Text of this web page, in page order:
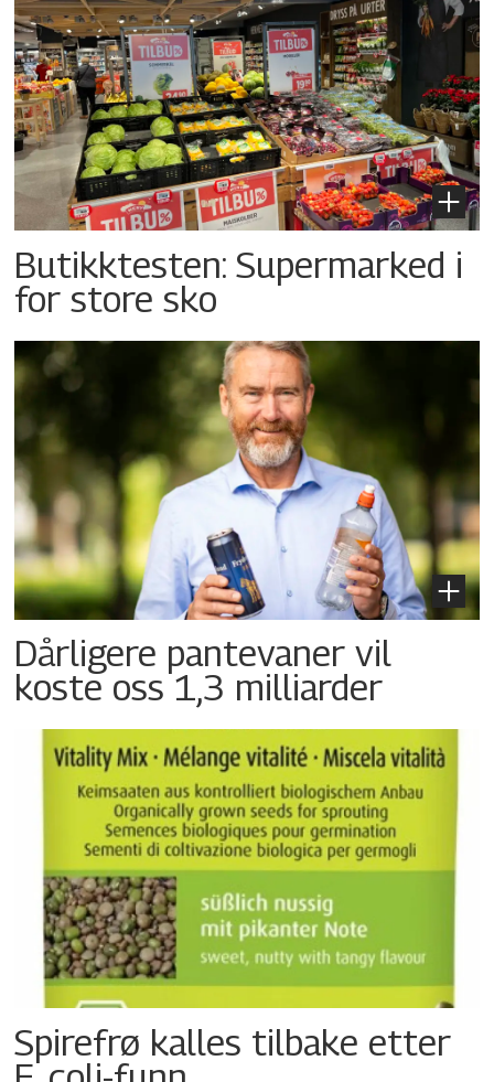
Butikktesten: Supermarked i
for store sko
Dårligere pantevaner vil
koste oss 1,3 milliarder
Spirefrø kalles tilbake etter